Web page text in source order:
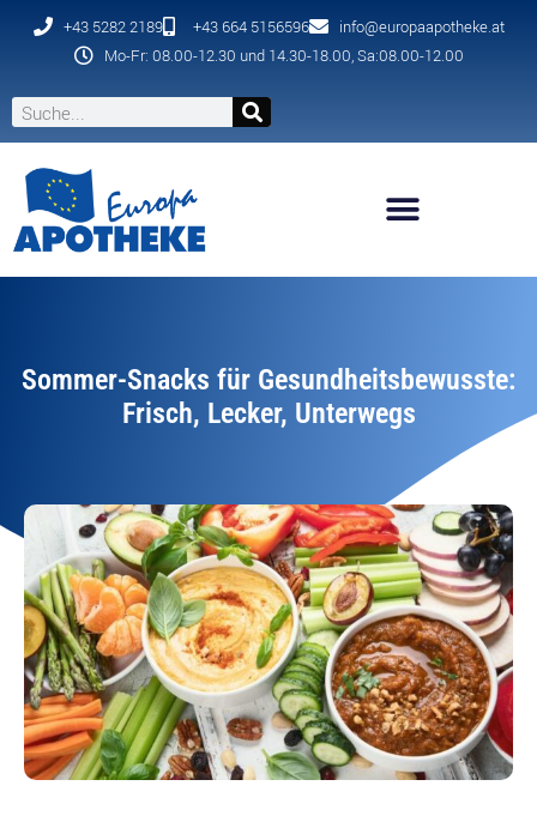
+43 5282 2189 +43 664 5156596
info@europaapotheke.at
Mo-Fr: 08.00-12.30 und 14.30-18.00, Sa:08.00-12.00
Sommer-Snacks für Gesundheitsbewusste:
Frisch, Lecker, Unterwegs